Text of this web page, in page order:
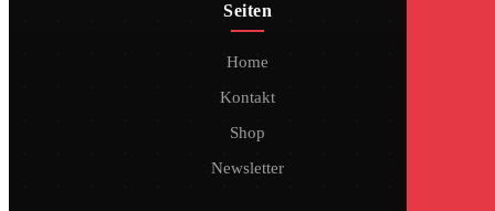
Seiten
Home
Kontakt
Shop
Newsletter